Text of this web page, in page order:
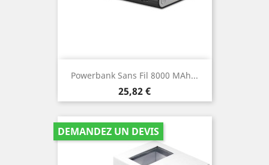
Powerbank Sans Fil 8000 MAh...
Prix
25,82 €
DEMANDEZ UN DEVIS